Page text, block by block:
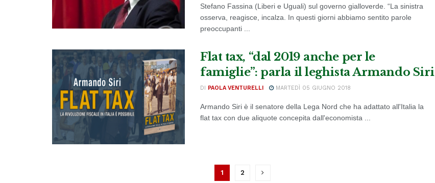
Stefano Fassina (Liberi e Uguali) sul governo gialloverde. “La sinistra
osserva, reagisce, incalza. In questi giorni abbiamo sentito parole
preoccupanti ...
Flat tax, “dal 2019 anche per le
famiglie”: parla il leghista Armando Siri
DI PAOLA VENTURELLI MARTEDÌ 05 GIUGNO 2018
Armando Siri è il senatore della Lega Nord che ha adattato all'Italia la
flat tax con due aliquote concepita dall'economista ...
1 2